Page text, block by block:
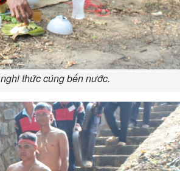
thức cúng bến nước.